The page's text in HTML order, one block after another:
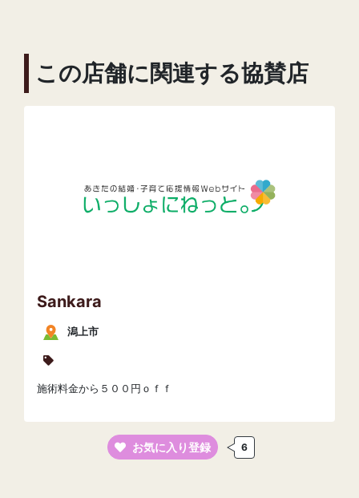
この店舗に関連する協賛店
Sankara
潟上市
施術料金から５００円ｏｆｆ
お気に入り登録 6